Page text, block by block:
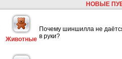
НОВЫЕ
Животные
Почему шиншилла не
в руки?